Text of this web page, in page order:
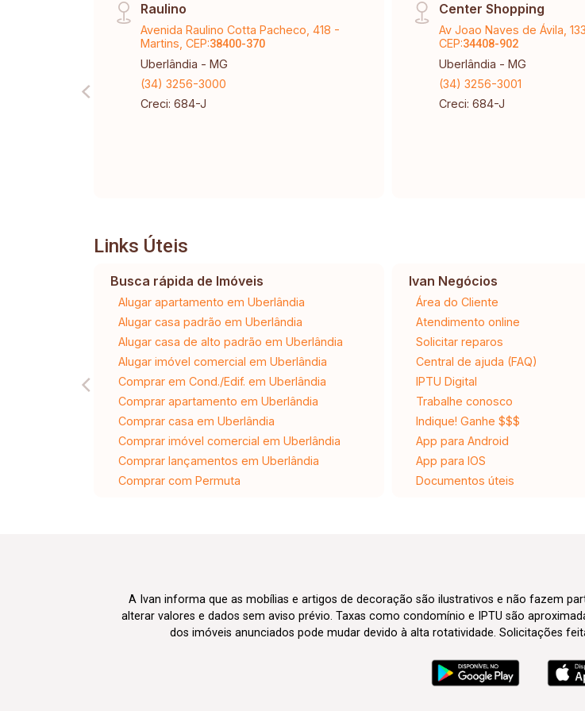
Raulino
Avenida Raulino Cotta Pacheco, 418 -
Martins, CEP:38400-370
Uberlândia - MG
(34) 3256-3000
Creci: 684-J
Center Shopping
Av Joao Naves de Ávila,
CEP:34408-902
Uberlândia - MG
(34) 3256-3001
Creci: 684-J
Links Úteis
Busca rápida de Imóveis
Alugar apartamento em Uberlândia
Alugar casa padrão em Uberlândia
Alugar casa de alto padrão em Uberlândia
Alugar imóvel comercial em Uberlândia
Comprar em Cond./Edif. em Uberlândia
Comprar apartamento em Uberlândia
Comprar casa em Uberlândia
Comprar imóvel comercial em Uberlândia
Comprar lançamentos em Uberlândia
Comprar com Permuta
Ivan Negócios
Área do Cliente
Atendimento online
Solicitar reparos
Central de ajuda (FAQ)
IPTU Digital
Trabalhe conosco
Indique! Ganhe $$$
App para Android
App para IOS
Documentos úteis
A Ivan informa que as mobílias e artigos de decoração são ilustrativos e não fazem
alterar valores e dados sem aviso prévio. Taxas como condomínio e IPTU são
dos imóveis anunciados pode mudar devido à alta rotatividade. Solicitações